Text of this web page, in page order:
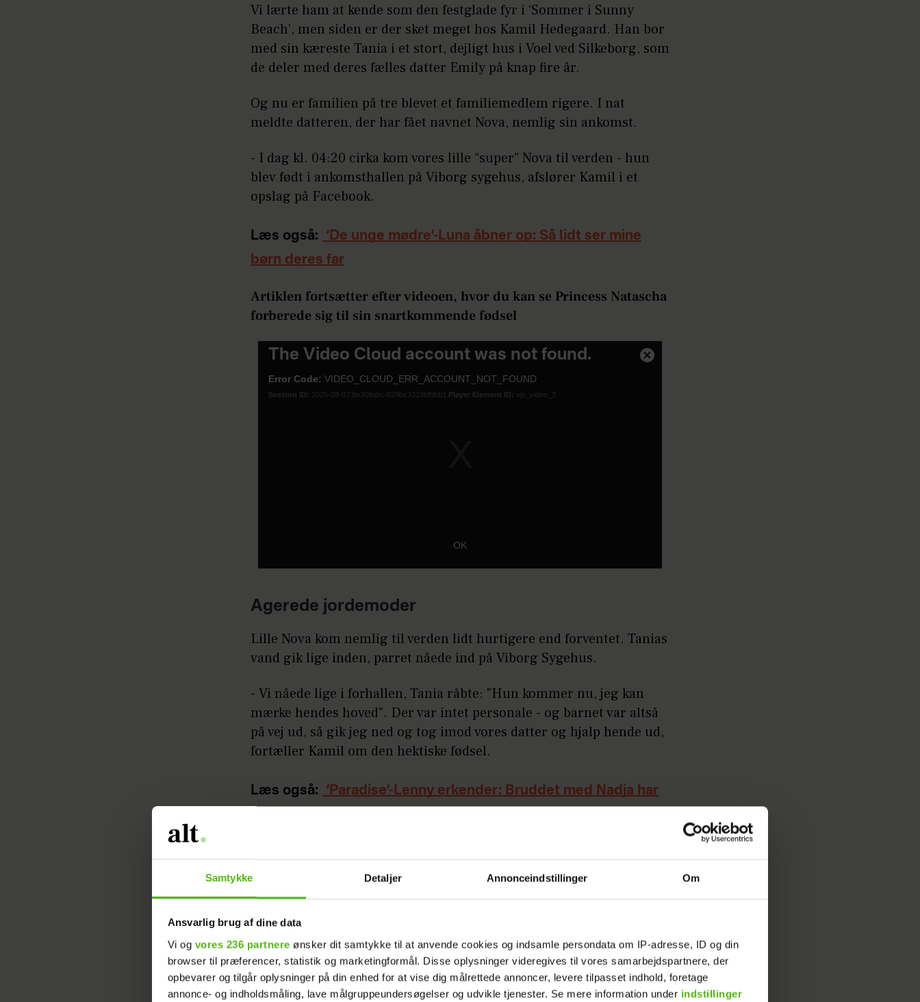
Samtykke Detaljer Annonceindstillinger Om
Ansvarlig brug af dine data
Vi og vores 236 partnere ønsker dit samtykke til at anvende cookies og indsamle persondata om IP-adresse, ID og din
browser til præferencer, statistik og marketingformål. Disse oplysninger videregives til vores samarbejdspartnere, der
opbevarer og tilgår oplysninger på din enhed for at vise dig målrettede annoncer, levere tilpasset indhold, foretage
annonce- og indholdsmåling, lave målgruppeundersøgelser og udvikle tjenester. Se mere information under indstillinger
Vi lærte ham at kende som den festglade fyr i ‘Sommer i Sunny
Beach’, men siden er der sket meget hos Kamil Hedegaard. Han bor
med sin kæreste Tania i et stort, dejligt hus i Voel ved Silkeborg, som
de deler med deres fælles datter Emily på knap fire år.
Og nu er familien på tre blevet et familiemedlem rigere. I nat
meldte datteren, der har fået navnet Nova, nemlig sin ankomst.
- I dag kl. 04:20 cirka kom vores lille “super” Nova til verden - hun
blev født i ankomsthallen på Viborg sygehus, afslører Kamil i et
opslag på Facebook.
Læs også:
‘De unge mødre’-Luna åbner op: Så lidt ser mine
børn deres far
Artiklen fortsætter efter videoen, hvor du kan se Princess Natascha
forberede sig til sin snartkommende fødsel
This
The Video Cloud account was not found.
Error Code: VIDEO_CLOUD_ERR_ACCOUNT_NOT_FOUND
Session ID: 2026-08-07:8e308abc4f29bc3319bf9bb1 Player Element ID: vjs_video_3
OK
Close
Agerede jordemoder
Lille Nova kom nemlig til verden lidt hurtigere end forventet. Tanias
vand gik lige inden, parret nåede ind på Viborg Sygehus.
- Vi nåede lige i forhallen, Tania råbte: "Hun kommer nu, jeg kan
mærke hendes hoved". Der var intet personale - og barnet var altså
på vej ud, så gik jeg ned og tog imod vores datter og hjalp hende ud,
fortæller Kamil om den hektiske fødsel.
Læs også:
‘Paradise’-Lenny erkender: Bruddet med Nadja har
Da han havde sikret sig, at hans nyfødte datter og kæresten begge